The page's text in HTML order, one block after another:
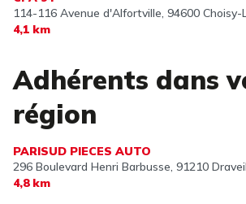
114-116 Avenue d'Alfortville, 94600 Choisy-
4,1 km
Adhérents dans
région
PARISUD PIECES AUTO
296 Boulevard Henri Barbusse, 91210 Draveil
4,8 km